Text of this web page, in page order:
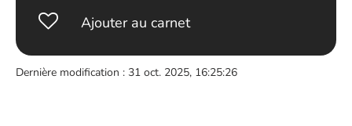
Ajouter au carnet
Dernière modification : 31 oct. 2025, 16:25:26